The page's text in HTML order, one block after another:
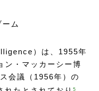
ム
）は、1955年
ン・マッカーシー博
ス会議（1956年）の
5